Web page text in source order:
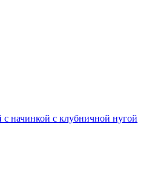
начинкой с клубничной нугой